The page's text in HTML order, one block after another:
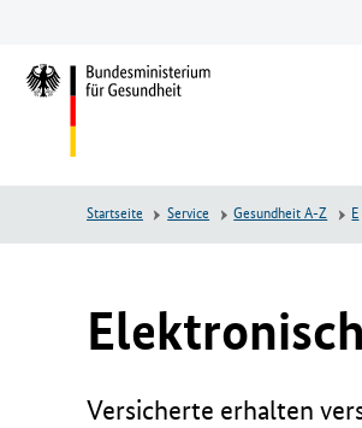
springen
springen
springen
L
B
n
Startseite Service Gesundheit A-Z E
Versicherte erhalten